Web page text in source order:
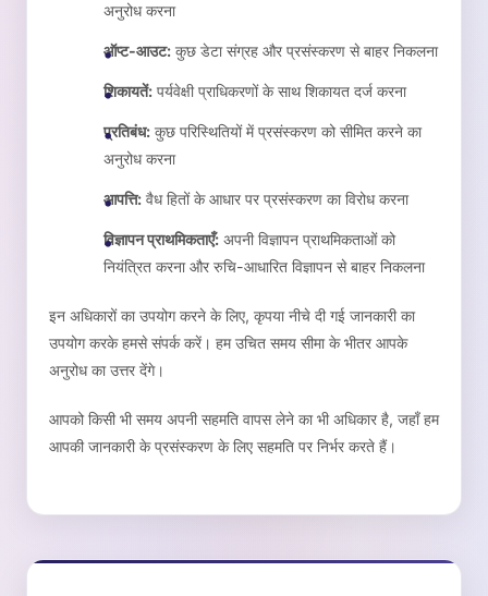
अनुरोध करना
ऑप्ट-आउट: कुछ डेटा संग्रह और प्रसंस्करण से बाहर निकलना
शिकायतें: पर्यवेक्षी प्राधिकरणों के साथ शिकायत दर्ज करना
प्रतिबंध: कुछ परिस्थितियों में प्रसंस्करण को सीमित करने का
अनुरोध करना
आपत्ति: वैध हितों के आधार पर प्रसंस्करण का विरोध करना
विज्ञापन प्राथमिकताएँ: अपनी विज्ञापन प्राथमिकताओं को
नियंत्रित करना और रुचि-आधारित विज्ञापन से बाहर निकलना
इन अधिकारों का उपयोग करने के लिए, कृपया नीचे दी गई जानकारी का
उपयोग करके हमसे संपर्क करें। हम उचित समय सीमा के भीतर आपके
अनुरोध का उत्तर देंगे।
आपको किसी भी समय अपनी सहमति वापस लेने का भी अधिकार है, जहाँ हम
आपकी जानकारी के प्रसंस्करण के लिए सहमति पर निर्भर करते हैं।